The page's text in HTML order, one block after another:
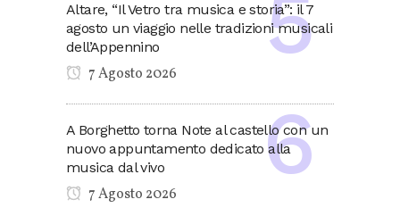
Altare, “Il Vetro tra musica e storia”: il 7
agosto un viaggio nelle tradizioni musicali
dell’Appennino
7 Agosto 2026
A Borghetto torna Note al castello con un
nuovo appuntamento dedicato alla
musica dal vivo
7 Agosto 2026